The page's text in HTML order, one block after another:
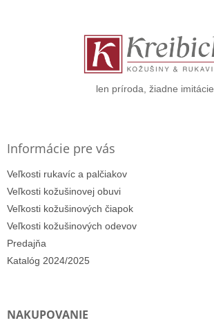
len príroda, žiadne imitácie
Informácie pre vás
Veľkosti rukavíc a palčiakov
Veľkosti kožušinovej obuvi
Veľkosti kožušinových čiapok
Veľkosti kožušinových odevov
Predajňa
Katalóg 2024/2025
NAKUPOVANIE